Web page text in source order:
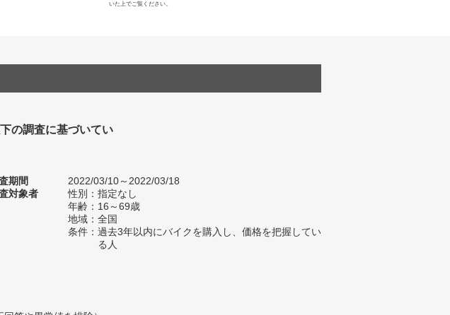
いた上でご覧ください。
の調査に基づいてい
期間
2022/03/10～2022/03/18
対象者
性別：指定なし
年齢：16～69歳
地域：全国
条件：過去3年以内にバイクを購入し、価格を把握してい
る人